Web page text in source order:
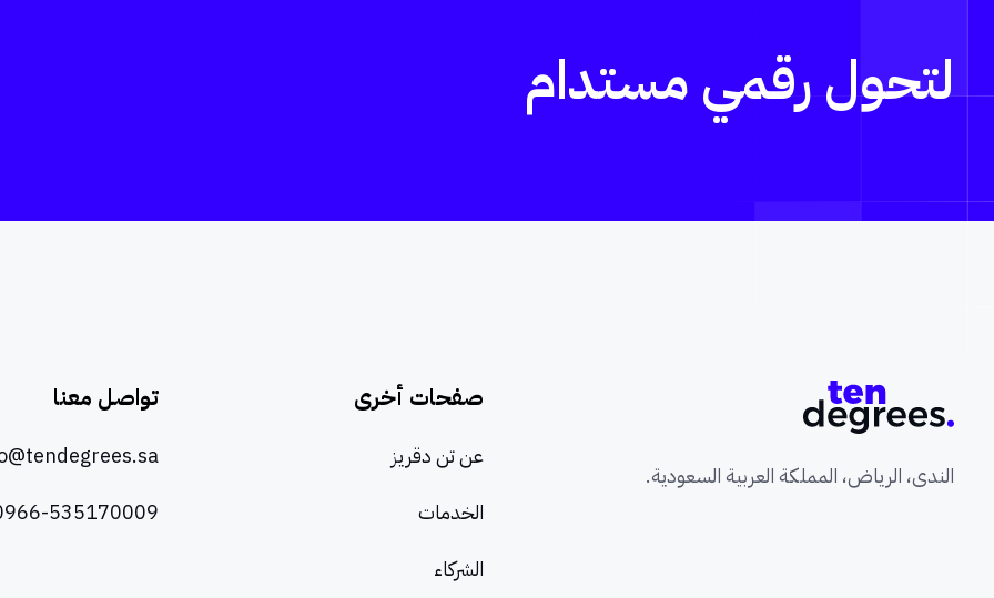
لتحول رقمي مستدام
الندى، الرياض، المملكة العربية السعودية.
صفحات أخرى
عن تن دقريز
الخدمات
الشركاء
تواصل معنا
535170009